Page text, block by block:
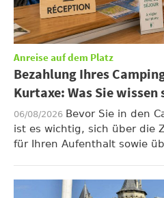
Anreise auf dem Platz
Bezahlung Ihres
Kurtaxe: Was Sie
06/08/2026 Bevor Sie in den
ist es wichtig, sich über die
für Ihren Aufenthalt sowie